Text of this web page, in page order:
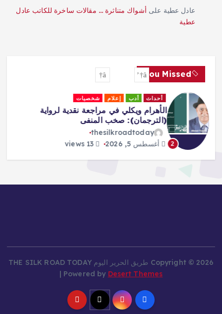
عادل عطية على أشواك متناثرة … مقالات ساخرة للكاتب عادل
عطية
You Missed
3
أحداث إعلام جاليري لقاءات
Africa Must Own Its Narrative –
Adeboboye
thesilkroadtoday
أغسطس 5, 2026
16 views
Copyright © 2026 طريق الحرير اليوم THE SILK ROAD TODAY
| Powered by Desert Themes